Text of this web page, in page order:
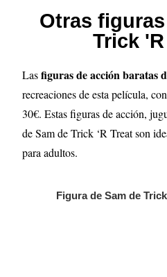
Otras
Trick
Lasfiguras de acción baratas
recreaciones de esta película,
30€. Estas figuras de acción,
de Sam de Trick ‘R Treat son
para adultos.
Figura de Sam de